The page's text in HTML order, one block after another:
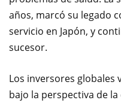
años, marcó su legado
servicio en Japón, y
sucesor.
Los inversores globales
bajo la perspectiva de